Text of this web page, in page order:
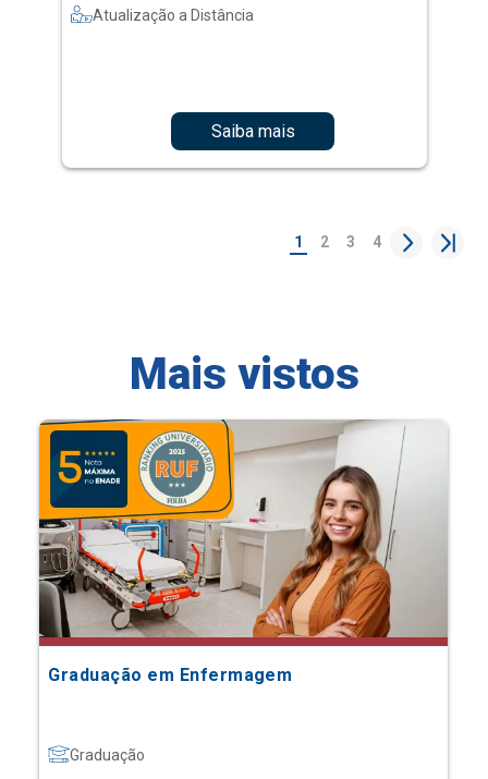
Atualização a Distância
Saiba mais
1 2 3 4
Mais vistos
Graduação em Enfermagem
Graduação